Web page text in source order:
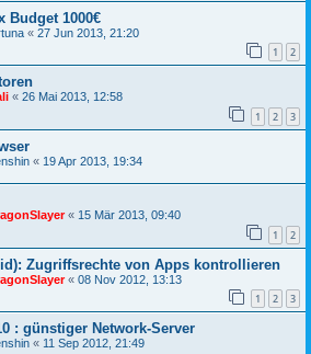
Budget 1000€
« 27 Jun 2013, 21:20
1 2
« 26 Mai 2013, 12:58
1 2 3
« 19 Apr 2013, 19:34
« 15 Mär 2013, 09:40
1 2
Zugriffsrechte von Apps kontrollieren
« 08 Nov 2012, 13:13
1 2 3
: günstiger Network-Server
« 11 Sep 2012, 21:49